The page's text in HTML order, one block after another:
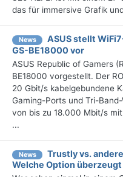
das für immersive Grafik
News
ASUS stellt
GS-BE18000 vor
ASUS Republic of Gamers
BE18000 vorgestellt. Der
20 Gbit/s kabelgebundene
Gaming-Ports und Tri-
von bis zu 18.000 Mbit/s
...
News
Trustly vs.
Welche Option